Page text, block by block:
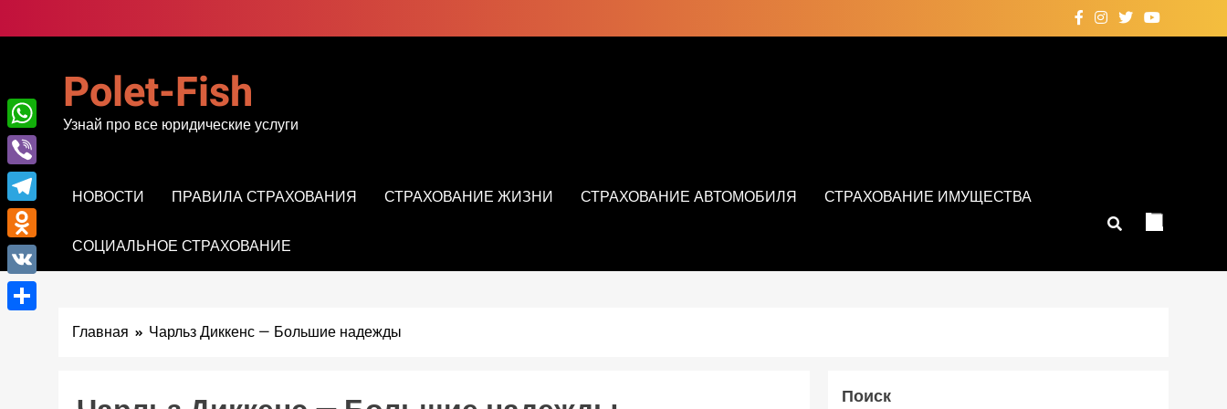
к
Polet-Fish
Узнай про все юридические услуги
НОВОСТИ ПРАВИЛА СТРАХОВАНИЯ СТРАХОВАНИЕ ЖИЗНИ СТРАХОВАНИЕ АВТОМОБИЛЯ СТРАХОВАНИЕ ИМУЩЕСТВА
СОЦИАЛЬНОЕ СТРАХОВАНИЕ
Главная Чарльз Диккенс — Большие надежды
Поиск
WhatsApp
Viber
Telegram
Odnoklassniki
VK
Отправить